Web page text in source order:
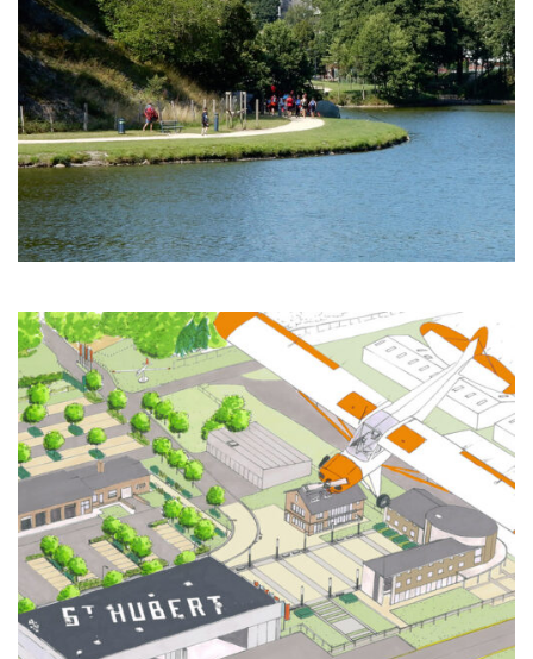
4 | Tourisme
1 | Espaces publics & aménagement urbain 4 | Tourisme